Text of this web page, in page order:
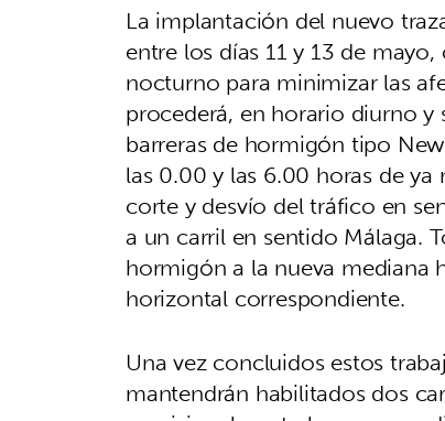
La implantación del nuevo
entre los días 11 y 13 de
nocturno para minimizar las
procederá, en horario diurno
barreras de hormigón tipo
las 0.00 y las 6.00 horas de
corte y desvío del tráfico en
a un carril en sentido Málaga.
hormigón a la nueva mediana
horizontal correspondiente.
Una vez concluidos estos
mantendrán habilitados dos